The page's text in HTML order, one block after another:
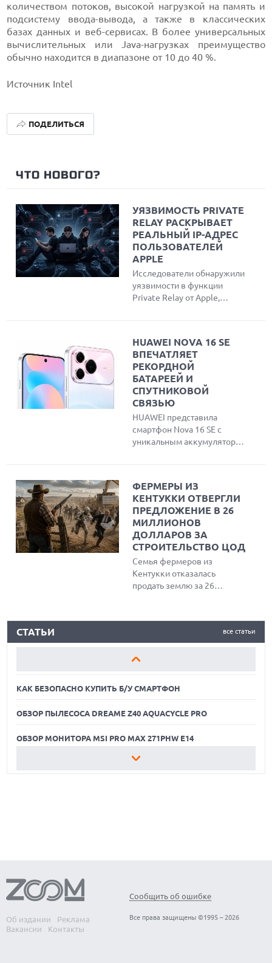
количеством потоков, высокой нагрузкой на память и
подсистему ввода-вывода, а также в классических
базах данных и веб-сервисах. В более универсальных
вычислительных или Java-нагрузках преимущество
обычно находится в диапазоне от 10 до 40 %.
Источник Intel
ПОДЕЛИТЬСЯ
ЧТО НОВОГО?
УЯЗВИМОСТЬ PRIVATE
RELAY РАСКРЫВАЕТ
РЕАЛЬНЫЙ IP-АДРЕС
ПОЛЬЗОВАТЕЛЕЙ
APPLE
Исследователи обнаружили
уязвимости в функции
Private Relay от Apple,
IP-адрес пользователей
Safari. Эксперты создали
инструмент для проверки
утечки данных и объяснили
причины публичного
разглашения проблемы
вместо обращения в
компанию.
HUAWEI NOVA 16 SE
ВПЕЧАТЛЯЕТ
РЕКОРДНОЙ
БАТАРЕЕЙ И
СПУТНИКОВОЙ
СВЯЗЬЮ
HUAWEI представила
смартфон Nova 16 SE с
уникальным аккумулятором
IP69K. Устройство оснащено
ярким OLED-дисплеем,
чипсетом Kirin 8020 и
работает под управлением
HarmonyOS 6.1.
ФЕРМЕРЫ ИЗ
КЕНТУККИ ОТВЕРГЛИ
ПРЕДЛОЖЕНИЕ В 26
МИЛЛИОНОВ
ДОЛЛАРОВ ЗА
СТРОИТЕЛЬСТВО ЦОД
Семья фермеров из
Кентукки отказалась
продать землю за 26
обработки данных ИИ,
наследие и экологию
все статьи
СТАТЬИ
ОБЗОР МОНИТОРА MSI PRO MAX 271PHW E14
КАК БЕЗОПАСНО КУПИТЬ Б/У СМАРТФОН
ОБЗОР ПЫЛЕСОСА DREAME Z40 AQUACYCLE PRO
ОБЗОР МОНИТОРА MSI PRO MAX 271PHW E14
КАК БЕЗОПАСНО КУПИТЬ Б/У СМАРТФОН
Об издании
Реклама
Вакансии
Контакты
Сообщить об ошибке
Все права защищены ©1995 – 2026